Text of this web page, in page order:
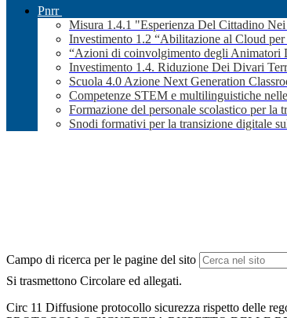
Pnrr
Misura 1.4.1 "Esperienza Del Cittadino
Investimento 1.2 “Abilitazione al Cloud
“Azioni di coinvolgimento degli Animatori
Investimento 1.4. Riduzione Dei Divari
Scuola 4.0 Azione Next Generation
Competenze STEM e multilinguistiche
Formazione del personale scolastico per
Snodi formativi per la transizione digitale
Campo di ricerca per le pagine del sito
Si trasmettono Circolare ed allegati.
Circ 11 Diffusione protocollo sicurezza rispetto delle